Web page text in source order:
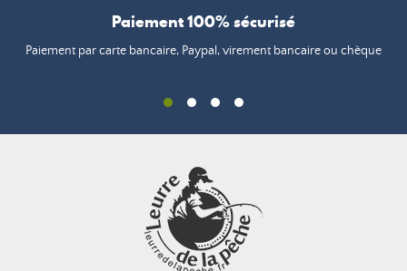
Paiement 100% sécurisé
Paiement par carte bancaire, Paypal, virement bancaire ou chèque